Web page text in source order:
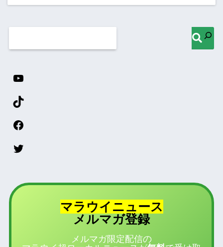
マラウイニュース
メルマガ登録
メルマガ限定配信の